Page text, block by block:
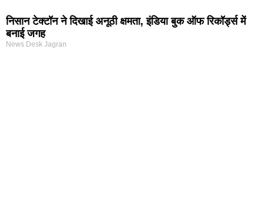
निसान टेक्टॉन ने दिखाई अनूठी क्षमता, इंडिया बुक ऑफ रिकॉर्ड्स में
बनाई जगह
News Desk Jagran